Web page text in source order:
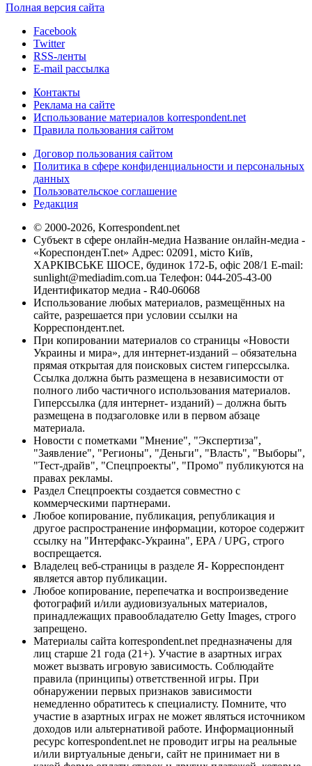
Полная версия сайта
Facebook
Twitter
RSS-ленты
E-mail рассылка
Контакты
Реклама на сайте
Использование материалов korrespondent.net
Правила пользования сайтом
Договор пользования сайтом
Политика в сфере конфиденциальности и персональных
данных
Пользовательское соглашение
Редакция
© 2000-2026, Korrespondent.net
Субъект в сфере онлайн-медиа Название онлайн-медиа -
«КореспонденТ.net» Адрес: 02091, місто Київ,
ХАРКІВСЬКЕ ШОСЕ, будинок 172-Б, офіс 208/1 E-mail:
sunlight@mediadim.com.ua Телефон: 044-205-43-00
Идентификатор медиа - R40-06068
Использование любых материалов, размещённых на
сайте, разрешается при условии ссылки на
Корреспондент.net.
При копировании материалов со страницы «Новости
Украины и мира», для интернет-изданий – обязательна
прямая открытая для поисковых систем гиперссылка.
Ссылка должна быть размещена в независимости от
полного либо частичного использования материалов.
Гиперссылка (для интернет- изданий) – должна быть
размещена в подзаголовке или в первом абзаце
материала.
Новости с пометками "Мнение", "Экспертиза",
"Заявление", "Регионы", "Деньги", "Власть", "Выборы",
"Тест-драйв", "Спецпроекты", "Промо" публикуются на
правах рекламы.
Раздел Спецпроекты создается совместно с
коммерческими партнерами.
Любое копирование, публикация, републикация и
другое распространение информации, которое содержит
ссылку на "Интерфакс-Украина", EPA / UPG, строго
воспрещается.
Владелец веб-страницы в разделе Я- Корреспондент
является автор публикации.
Любое копирование, перепечатка и воспроизведение
фотографий и/или аудиовизуальных материалов,
принадлежащих правообладателю Getty Images, строго
запрещено.
Материалы сайта korrespondent.net предназначены для
лиц старше 21 года (21+). Участие в азартных играх
может вызвать игровую зависимость. Соблюдайте
правила (принципы) ответственной игры. При
обнаружении первых признаков зависимости
немедленно обратитесь к специалисту. Помните, что
участие в азартных играх не может являться источником
доходов или альтернативой работе. Информационный
ресурс korrespondent.net не проводит игры на реальные
и/или виртуальные деньги, сайт не принимает ни в